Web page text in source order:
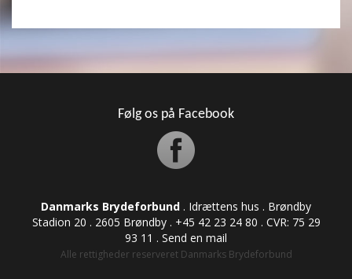
Følg os på Facebook
Danmarks Brydeforbund . Idrættens hus . Brøndby
Stadion 20 . 2605 Brøndby . +45 42 23 24 80 . CVR: ​​​​​​75 29
93 11 . Send en mail
Alle rettigheder reserveret Danmarks Brydeforbund